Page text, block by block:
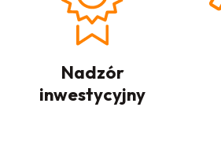
Nadzór
inwestycyjny